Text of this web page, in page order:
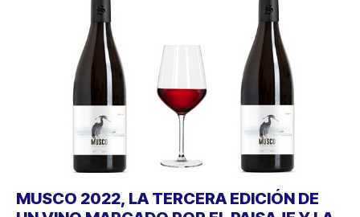
MUSCO 2022, LA TERCERA EDICIÓN DE